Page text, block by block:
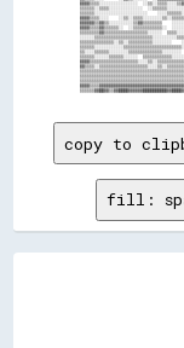
▓▓▓▓▒▒▒▒░░░░░░░░░░░░░░░░
▓▓▓▓▒▒▒▒░░░░
▓▓▓▓▓▓▒▒▓▓▒▒░░░░░░░░░░▒▒▓▓▒▒▒▒▒▒▒▒
▓▓▓▓▒▒▒▒▓▓▒▒▒▒▒▒░░  ░░▒▒▒▒▒▒▒▒▒▒▒▒░░
▒▒▒▒▒▒▒▒▓▓▒▒▒▒▒▒▒▒▒▒▒▒▒▒▒▒▒▒░░░░░░
copy to
fill: